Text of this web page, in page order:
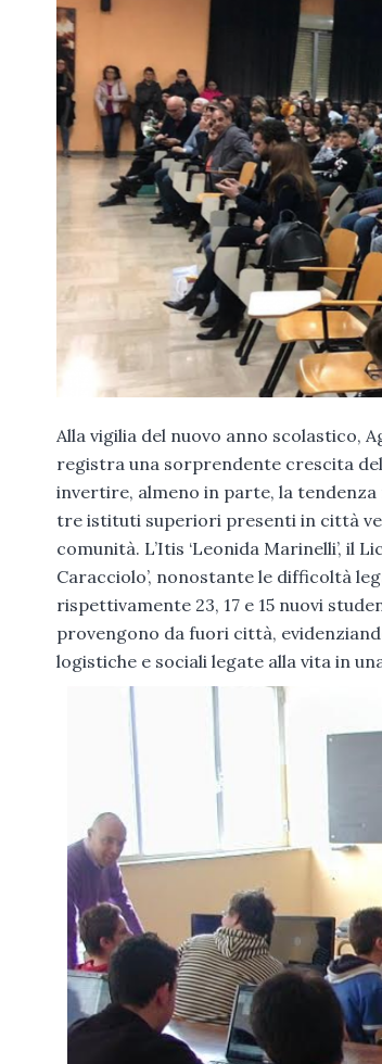
Alla vigilia del nuovo anno scolastico,
registra una sorprendente crescita
invertire, almeno in parte, la
tre istituti superiori presenti in città
comunità. L’Itis ‘Leonida Marinelli’, il
Caracciolo’, nonostante le difficoltà
rispettivamente 23, 17 e 15 nuovi
provengono da fuori città,
logistiche e sociali legate alla vita in